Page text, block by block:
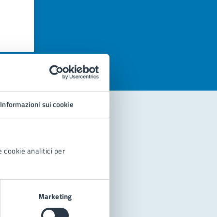
Informazioni sui cookie
cookie analitici per
Marketing